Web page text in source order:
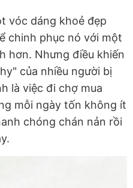
vóc dáng khoẻ đẹp
chinh phục nó với một
hơn. Nhưng điều khiến
của nhiều người bị
là việc đi chợ mua
mỗi ngày tốn không ít
chóng chán nản rồi